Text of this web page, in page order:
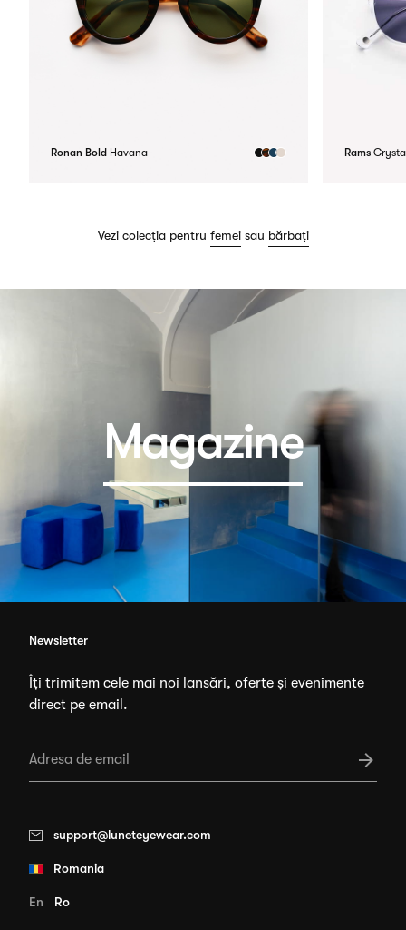
Ronan Bold Havana Rams
Vezi colecția pentru femei sau bărbați
Magazine
Newsletter
Îți trimitem cele mai noi lansări, oferte și evenimente
direct pe email.
support@luneteyewear.com
Romania
En Ro